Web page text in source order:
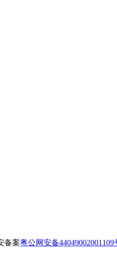
粤公网安备44049002001109